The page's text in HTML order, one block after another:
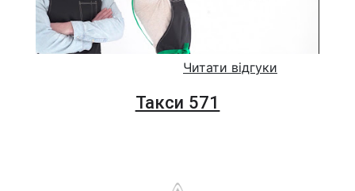
Читати відгуки
Такси 571